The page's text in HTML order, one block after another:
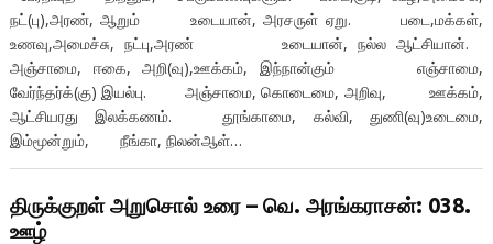
நட்(பு),அரண், ஆறும் உடையான், அரசருள் ஏறு. படை,மக்கள்,
உணவு,அமைச்சு, நட்பு,அரண் உடையான், நல்ல ஆட்சியான்.
அஞ்சாமை, ஈகை, அறி(வு),ஊக்கம், இந்நான்கும் எஞ்சாமை,
வேர்ந்தர்க்(கு) இயல்பு. அஞ்சாமை, கொடைமை, அறிவு, ஊக்கம்,
ஆட்சியரது இலக்கணம். தூங்காமை, கல்வி, துணி(வு)உடைமை,
இம்மூன்றும், நீங்கா, நிலன்ஆள்…
திருக்குறள் அறுசொல் உரை – வெ. அரங்கராசன்: 038.
ஊழ்